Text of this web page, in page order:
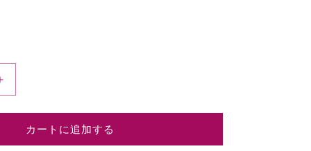
1994
カートに追加する